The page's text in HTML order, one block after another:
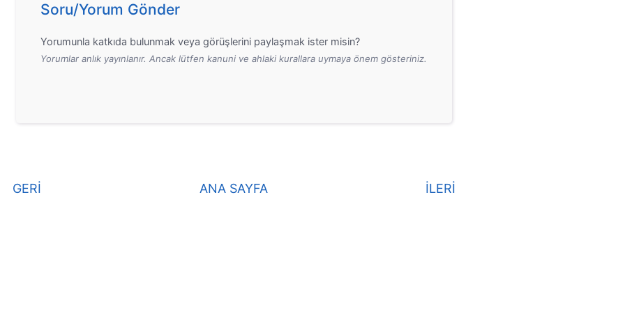
Soru/Yorum Gönder
Yorumunla katkıda bulunmak veya görüşlerini paylaşmak ister misin?
Yorumlar anlık yayınlanır. Ancak lütfen kanuni ve ahlaki kurallara uymaya önem gösteriniz.
GERİ İLERİ
ANA SAYFA